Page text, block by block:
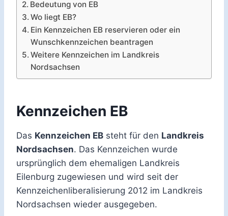
Bedeutung von EB
Wo liegt EB?
Ein Kennzeichen EB reservieren oder ein
Wunschkennzeichen beantragen
Weitere Kennzeichen im Landkreis
Nordsachsen
Kennzeichen EB
Das Kennzeichen EB steht für den Landkreis
Nordsachsen. Das Kennzeichen wurde
ursprünglich dem ehemaligen Landkreis
Eilenburg zugewiesen und wird seit der
Kennzeichenliberalisierung 2012 im Landkreis
Nordsachsen wieder ausgegeben.